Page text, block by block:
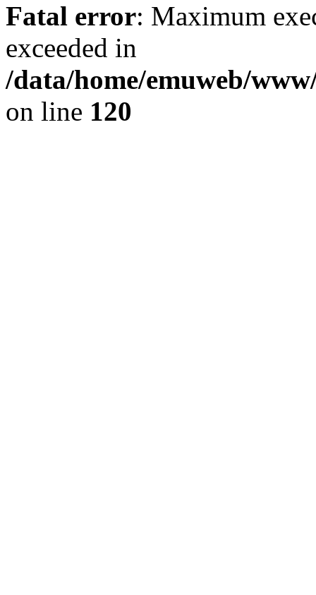
Fatal error: Maximum
exceeded in
/data/home/emuweb/
on line 120